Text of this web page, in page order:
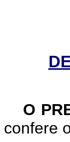
O
confere